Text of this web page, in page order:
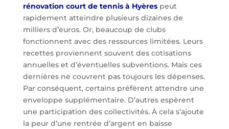
rénovation court de tennis à Hyèrespeut
rapidement atteindre plusieurs dizaines de
milliers d’euros. Or, beaucoup de clubs
fonctionnent avec des ressources limitées. Leurs
recettes proviennent souvent des cotisations
annuelles et d’éventuelles subventions. Mais ces
dernières ne couvrent pas toujours les dépenses.
Par conséquent, certains préfèrent attendre une
enveloppe supplémentaire. D’autres espèrent
une participation des collectivités. À cela s’ajoute
la peur d’une rentrée d’argent en baisse